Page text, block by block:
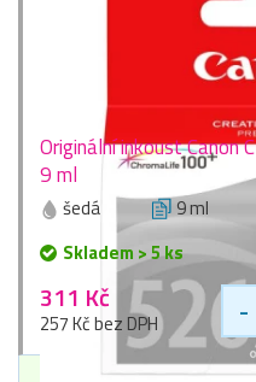
Originální inkoust
9 ml
šedá 9 ml
Skladem > 5 ks
311 Kč
257 Kč bez DPH -